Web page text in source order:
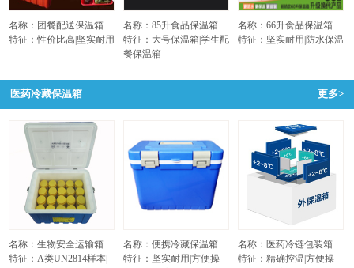
名称：团餐配送保温箱
特征：性价比高|坚实耐用
名称：85升食品保温箱
特征：大号保温箱|学生配
餐保温箱
名称：66升食品保温箱
特征：坚实耐用|防水保温
医药冷藏保温箱 更多>
名称：生物安全运输箱
特征：A类UN2814样本|
名称：便携冷藏保温箱
特征：坚实耐用|方便操
名称：医药冷链包装箱
特征：精确控温|方便操